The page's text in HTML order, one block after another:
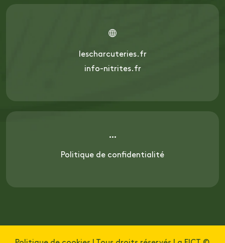
lescharcuteries.fr
info-nitrites.fr
Politique de confidentialité